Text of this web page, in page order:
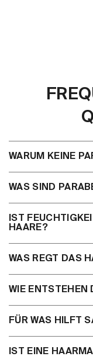
WARUM KEINE
WAS SIND
IST
HAARE?
WAS REGT DAS
WIE ENTSTEHEN
FÜR WAS HILFT
IST EINE